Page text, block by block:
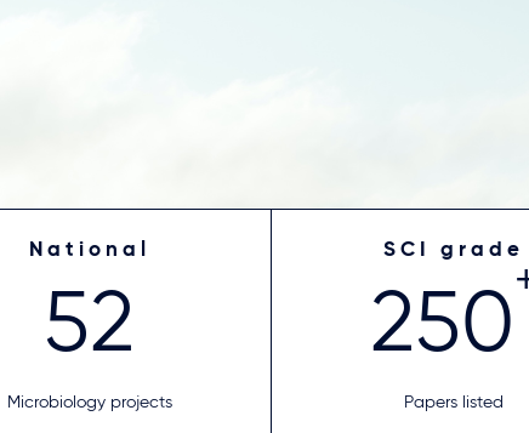
National
52
Microbiology projects
SCI grade
250
Papers listed